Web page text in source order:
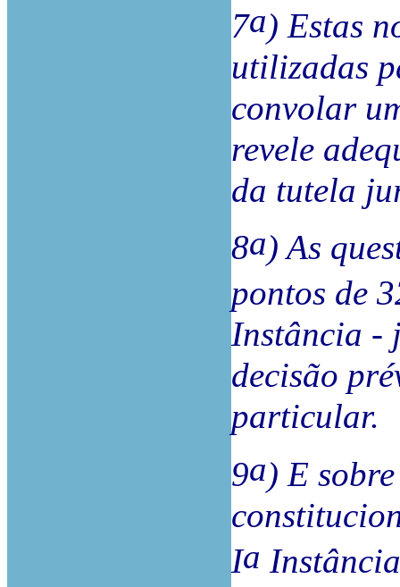
7a) Estas
utilizadas
convolar
revele
da tutela
8a) As
pontos de
Instância -
decisão
particular.
9a) E
Ia